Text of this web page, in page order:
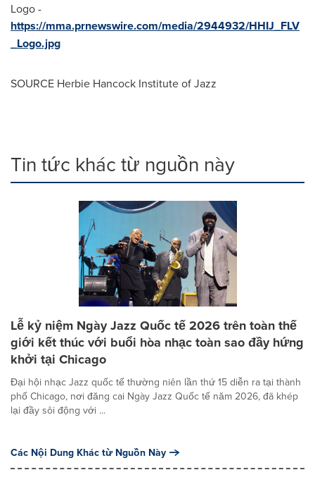
Logo -
https://mma.prnewswire.com/media/2944932/HHIJ_FLV
_Logo.jpg
SOURCE Herbie Hancock Institute of Jazz
Tin tức khác từ nguồn này
Lễ kỷ niệm Ngày Jazz Quốc tế 2026 trên toàn thế
giới kết thúc với buổi hòa nhạc toàn sao đầy hứng
khởi tại Chicago
Đại hội nhạc Jazz quốc tế thường niên lần thứ 15 diễn ra tại thành
phố Chicago, nơi đăng cai Ngày Jazz Quốc tế năm 2026, đã khép
lại đầy sôi động với ...
Các Nội Dung Khác từ Nguồn Này